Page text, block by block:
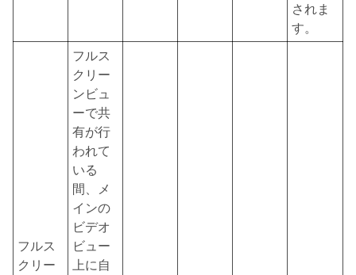
されま
す。
フルス
クリー
フルス
クリー
ンビュ
ーで共
有が行
われて
いる
間、メ
インの
ビデオ
ビュー
上に自